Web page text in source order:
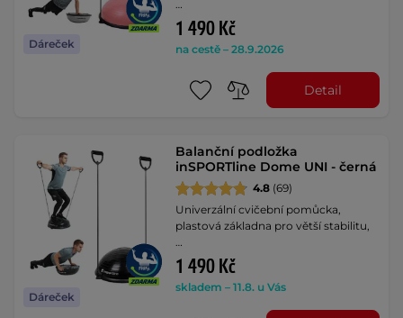
Dáreček
…
1 490 Kč
na cestě – 28.9.2026
Detail
Dáreček
Balanční podložka
inSPORTline Dome UNI - černá
4.8 (69)
Univerzální cvičební pomůcka,
plastová základna pro větší stabilitu,
…
1 490 Kč
skladem – 11.8. u Vás